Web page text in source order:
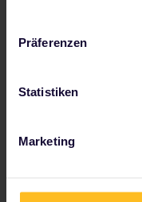
Präferenzen
Statistiken
Marketing